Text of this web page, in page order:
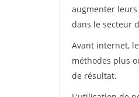
augmenter
dans le secteur
Avant internet,
méthodes plus
de résultat.